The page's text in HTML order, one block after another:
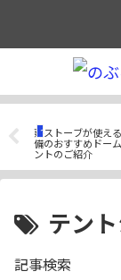
つぶやき
薪ストーブが使え
備のおすすめドー
ントのご紹介
テン
記事検索